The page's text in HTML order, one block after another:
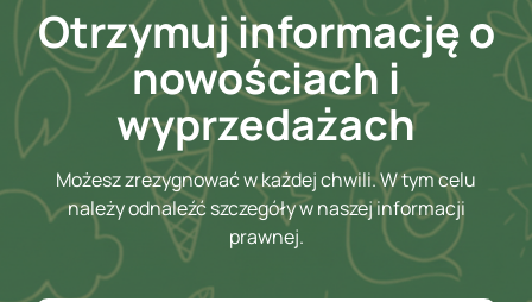
Otrzymuj informację o
nowościach i
wyprzedażach
Możesz zrezygnować w każdej chwili. W tym celu
należy odnaleźć szczegóły w naszej informacji
prawnej.